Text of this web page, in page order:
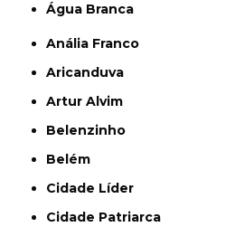
Água Branca
Anália Franco
Aricanduva
Artur Alvim
Belenzinho
Belém
Cidade Líder
Cidade Patriarca